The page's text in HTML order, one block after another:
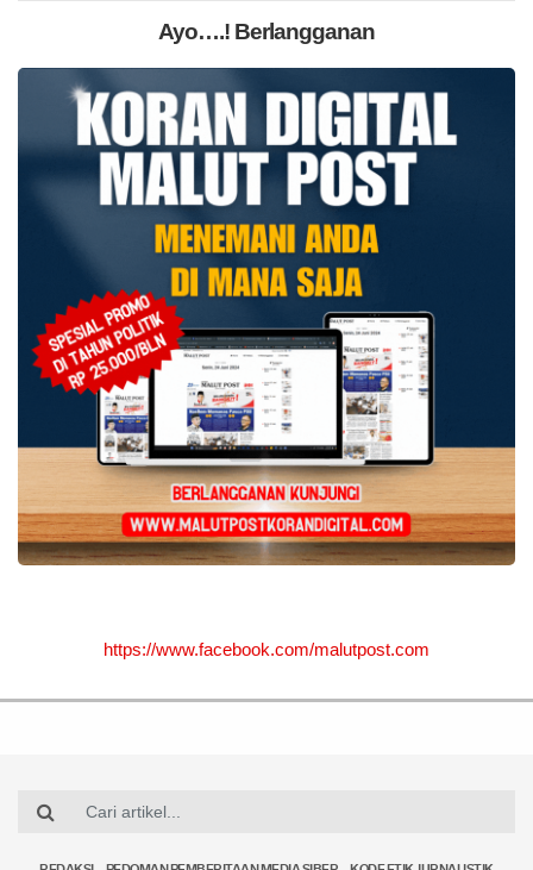
Ayo….! Berlangganan
https://www.facebook.com/malutpost.com